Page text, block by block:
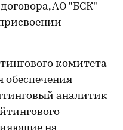
АО "БСК"
комитета
обеспечения
аналитик